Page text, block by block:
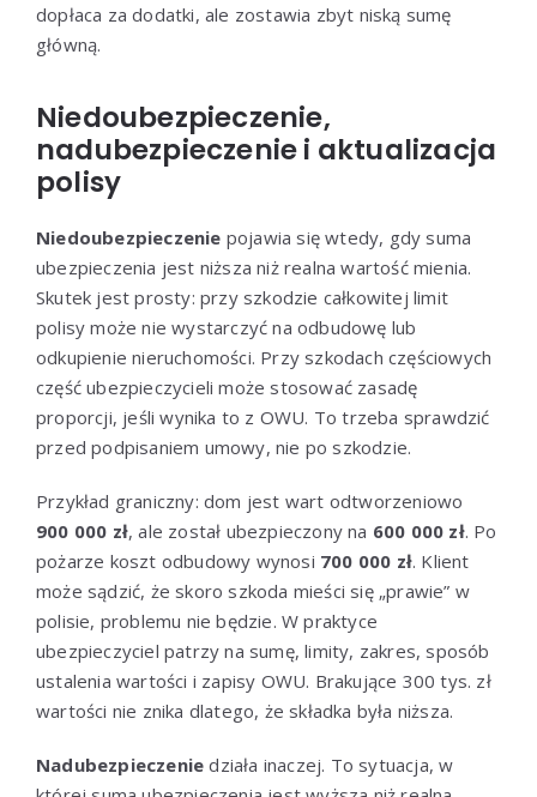
dopłaca za dodatki, ale zostawia zbyt niską sumę
główną.
Niedoubezpieczenie,
nadubezpieczenie i aktualizacja
polisy
Niedoubezpieczenie pojawia się wtedy, gdy suma
ubezpieczenia jest niższa niż realna wartość mienia.
Skutek jest prosty: przy szkodzie całkowitej limit
polisy może nie wystarczyć na odbudowę lub
odkupienie nieruchomości. Przy szkodach częściowych
część ubezpieczycieli może stosować zasadę
proporcji, jeśli wynika to z OWU. To trzeba sprawdzić
przed podpisaniem umowy, nie po szkodzie.
Przykład graniczny: dom jest wart odtworzeniowo
900 000 zł, ale został ubezpieczony na 600 000 zł. Po
pożarze koszt odbudowy wynosi 700 000 zł. Klient
może sądzić, że skoro szkoda mieści się „prawie” w
polisie, problemu nie będzie. W praktyce
ubezpieczyciel patrzy na sumę, limity, zakres, sposób
ustalenia wartości i zapisy OWU. Brakujące 300 tys. zł
wartości nie znika dlatego, że składka była niższa.
Nadubezpieczenie działa inaczej. To sytuacja, w